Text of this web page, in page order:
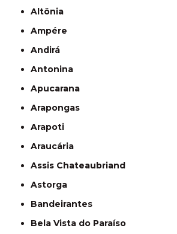
Altônia
Ampére
Andirá
Antonina
Apucarana
Arapongas
Arapoti
Araucária
Assis Chateaubriand
Astorga
Bandeirantes
Bela Vista do Paraíso